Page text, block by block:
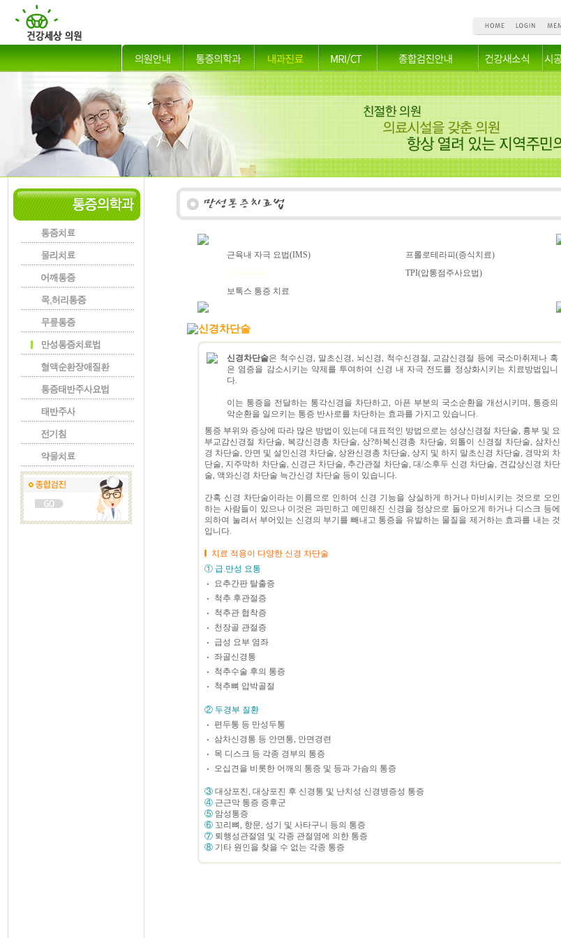
근육내 자극 요법(IMS)
프롤로테라피(증식치료)
TPI(압통점주사요법)
보톡스 통증 치료
신경차단술
신경차단술은 척수신경, 말초신경, 뇌신경, 척수신경절, 교감신경절 등에 국소마취제나 혹
은 염증을 감소시키는 약제를 투여하여 신경 내 자극 전도를 정상화시키는 치료방법입니
다.
이는 통증을 전달하는 통각신경을 차단하고, 아픈 부분의 국소순환을 개선시키며, 통증의
악순환을 일으키는 통증 반사로를 차단하는 효과를 가지고 있습니다.
통증 부위와 증상에 따라 많은 방법이 있는데 대표적인 방법으로는 성상신경절 차단술, 흉부 및 요
부교감신경절 차단술, 복강신경총 차단술, 상?하복신경총 차단술, 외톨이 신경절 차단술, 삼차신
경 차단술, 안면 및 설인신경 차단술, 상완신경총 차단술, 상지 및 하지 말초신경 차단술, 경막외 차
단술, 지주막하 차단술, 신경근 차단술, 추간관절 차단술, 대/소후두 신경 차단술, 견갑상신경 차단
술, 액와신경 차단술 늑간신경 차단술 등이 있습니다.
간혹 신경 차단술이라는 이름으로 인하여 신경 기능을 상실하게 하거나 마비시키는 것으로 오인
하는 사람들이 있으나 이것은 과민하고 예민해진 신경을 정상으로 돌아오게 하거나 디스크 등에
의하여 눌려서 부어있는 신경의 부기를 빼내고 통증을 유발하는 물질을 제거하는 효과를 내는 것
입니다.
치료 적용이 다양한 신경 차단술
① 급.만성 요통
요추간판 탈출증
척추 후관절증
척추관 협착증
천장골 관절증
급성 요부 염좌
좌골신경통
척추수술 후의 통증
척추뼈 압박골절
② 두경부 질환
편두통 등 만성두통
삼차신경통 등 안면통, 안면경련
목 디스크 등 각종 경부의 통증
오십견을 비롯한 어깨의 통증 및 등과 가슴의 통증
③ 대상포진, 대상포진 후 신경통 및 난치성 신경병증성 통증
④ 근근막 통증 증후군
⑤ 암성통증
⑥ 꼬리뼈, 항문, 성기 및 사타구니 등의 통증
⑦ 퇴행성관절염 및 각종 관절염에 의한 통증
⑧ 기타 원인을 찾을 수 없는 각종 통증